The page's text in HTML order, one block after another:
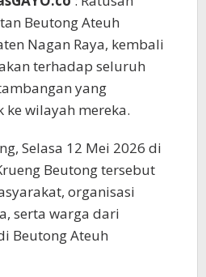
Beutong Ateuh
Nagan Raya, kembali
terhadap seluruh
yang
ke wilayah mereka.
Selasa 12 Mei 2026 di
Beutong tersebut
organisasi
serta warga dari
Beutong Ateuh